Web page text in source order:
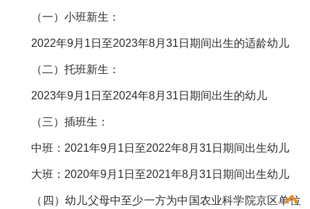
（一）小班新生：
2022年9月1日至2023年8月31日期间出生的适龄幼儿
（二）托班新生：
2023年9月1日至2024年8月31日期间出生的幼儿
（三）插班生：
中班：2021年9月1日至2022年8月31日期间出生幼儿
大班：2020年9月1日至2021年8月31日期间出生幼儿
（四）幼儿父母中至少一方为中国农业科学院京区单位